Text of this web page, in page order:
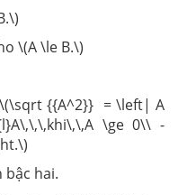
\(A \le B.\)
{{A^2}} = \left| A
\ge 0\\ -
bậc hai.